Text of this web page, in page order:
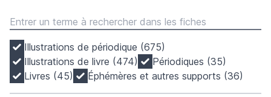
Illustrations de périodique (675)
Illustrations de livre (474)
Périodiques (35)
Livres (45)
Éphémères et autres supports (36)